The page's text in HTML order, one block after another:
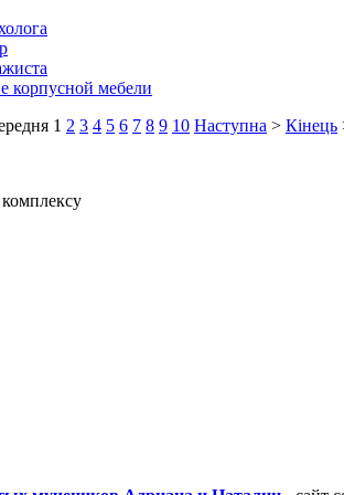
корпусной мебели
1 2 3 4 5 6 7 8 9 10 Наступна > Кінець